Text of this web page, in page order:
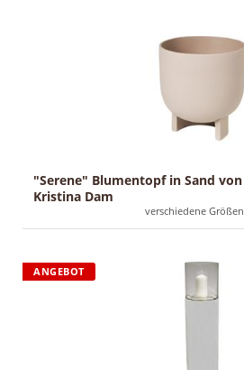
"Serene" Blumentopf in Sand von
Kristina Dam
verschiedene Größen
ANGEBOT